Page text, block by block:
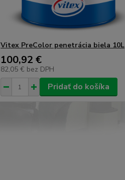
Vitex PreColor penetrácia biela 10L
100,92 €
82,05 € bez DPH
Pridať do košíka